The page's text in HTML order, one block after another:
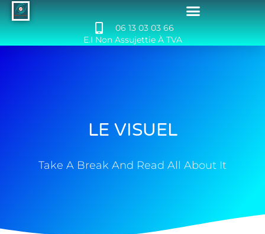
06 13 03 03 66
E.I Non Assujettie À TVA
LE VISUEL
Take A Break And Read All About It